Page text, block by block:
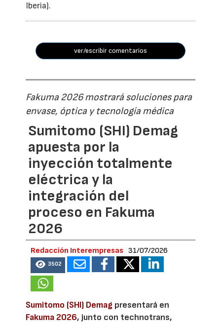
Iberia).
ver/escribir comentarios
Fakuma 2026 mostrará soluciones para
envase, óptica y tecnología médica
Sumitomo (SHI) Demag
apuesta por la
inyección totalmente
eléctrica y la
integración del
proceso en Fakuma
2026
Redacción Interempresas 31/07/2026
3502
Sumitomo (SHI) Demag presentará en
Fakuma 2026, junto con technotrans,